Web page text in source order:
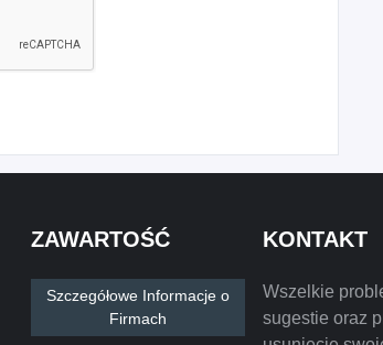
ZAWARTOŚĆ
Szczegółowe Informacje o
Firmach
KONTAKT
Wszelkie
sugestie oraz